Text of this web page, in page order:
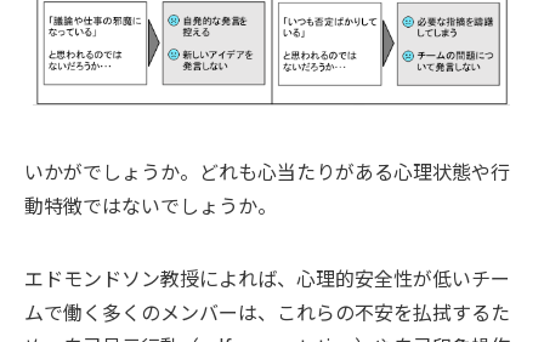
いかがでしょうか。どれも心当たりがある心理状態や行
動特徴ではないでしょうか。
エドモンドソン教授によれば、心理的安全性が低いチー
ムで働く多くのメンバーは、これらの不安を払拭するた